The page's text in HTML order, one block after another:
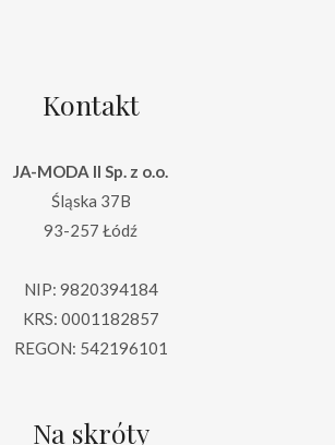
Kontakt
JA-MODA II Sp. z o.o.
Śląska 37B
93-257 Łódź
NIP: 9820394184
KRS: 0001182857
REGON: 542196101
Na skróty